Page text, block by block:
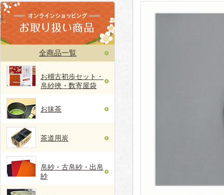
全商品一覧
お稽古初歩セット・
帛紗挾・数寄屋袋
お抹茶
茶道用炭
帛紗・古帛紗・出帛
紗